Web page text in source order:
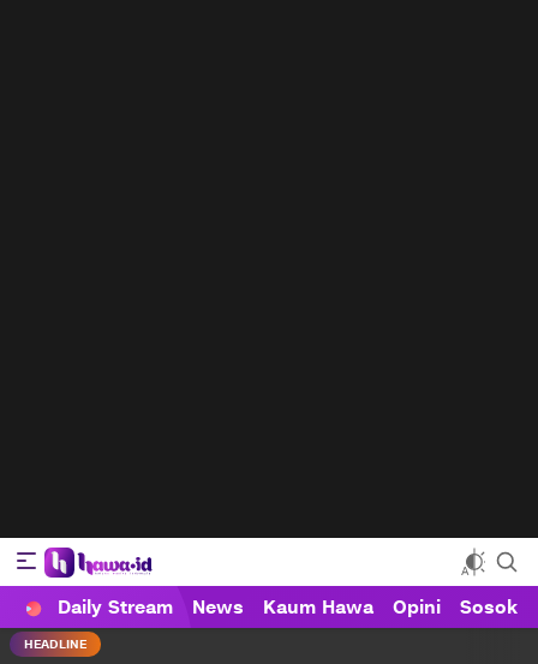
HAWA
Haluan Wanita Indonesia
Daily Stream News Kaum Hawa Opini Sosok
HEADLINE